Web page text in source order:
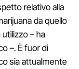
relativo alla
da quello
– ha
–. È fuor di
sia attualmente